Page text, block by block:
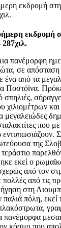
εκδρομή
εκδρομή
πανέμορφη
σε
από τα
χιλιομέτρων
που
εντυπωσιάζουν.
της
εκεί ο
από τον
από τις
στη
παλιά πόλη,
πανέμορφα
κόσμο που